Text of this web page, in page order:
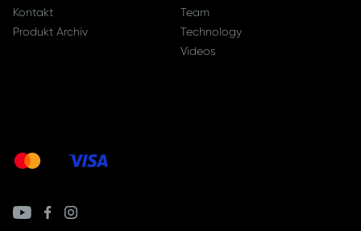
Kontakt
Produkt Archiv
Team
Technology
Videos